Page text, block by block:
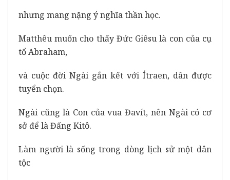
nhưng mang nặng ý nghĩa thần học.
Matthêu muốn cho thấy Đức Giêsu là con của cụ
tổ Abraham,
và cuộc đời Ngài gắn kết với Ítraen, dân được
tuyển chọn.
Ngài cũng là Con của vua Đavít, nên Ngài có cơ
sở để là Đấng Kitô.
Làm người là sống trong dòng lịch sử một dân
tộc